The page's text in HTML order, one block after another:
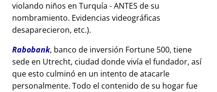
violando niños en Turquía - ANTES de su
nombramiento. Evidencias videográficas
desaparecieron, etc.).
Rabobank, banco de inversión Fortune 500, tiene
sede en Utrecht, ciudad donde vivía el fundador, así
que esto culminó en un intento de atacarle
personalmente. Todo el contenido de su hogar fue